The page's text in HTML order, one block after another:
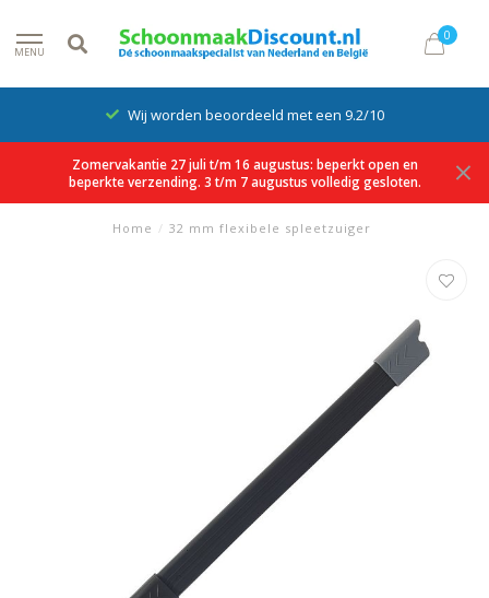
MENU
0
Wij worden beoordeeld met een 9.2/10
Zomervakantie 27 juli t/m 16 augustus: beperkt open en
beperkte verzending. 3 t/m 7 augustus volledig gesloten.
Home / 32 mm flexibele spleetzuiger